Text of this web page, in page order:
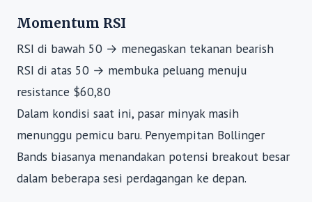
Momentum RSI
RSI di bawah 50 → menegaskan tekanan bearish
RSI di atas 50 → membuka peluang menuju
resistance $60,80
Dalam kondisi saat ini, pasar minyak masih
menunggu pemicu baru. Penyempitan Bollinger
Bands biasanya menandakan potensi breakout besar
dalam beberapa sesi perdagangan ke depan.